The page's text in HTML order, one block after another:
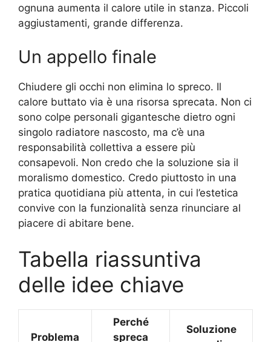
ognuna aumenta il calore utile in stanza. Piccoli
aggiustamenti, grande differenza.
Un appello finale
Chiudere gli occhi non elimina lo spreco. Il
calore buttato via è una risorsa sprecata. Non ci
sono colpe personali gigantesche dietro ogni
singolo radiatore nascosto, ma c’è una
responsabilità collettiva a essere più
consapevoli. Non credo che la soluzione sia il
moralismo domestico. Credo piuttosto in una
pratica quotidiana più attenta, in cui l’estetica
convive con la funzionalità senza rinunciare al
piacere di abitare bene.
Tabella riassuntiva
delle idee chiave
Problema
Perché
spreca
Soluzione